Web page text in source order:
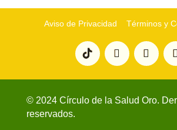
Aviso de Privacidad Términos y
© 2024 Círculo de la Salud Oro.
reservados.